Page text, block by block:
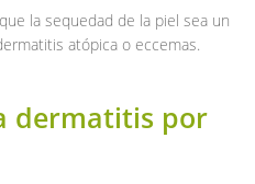
la sequedad de la piel sea un
atópica o eccemas.
dermatitis por